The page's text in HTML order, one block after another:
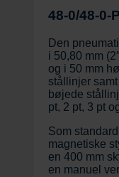
48-0/48-0-
Den
i 50,80 mm
og i 50 mm
stållinjer
bøjede
pt, 2 pt, 3 pt
Som
magnetiske
en 400 mm
en manuel